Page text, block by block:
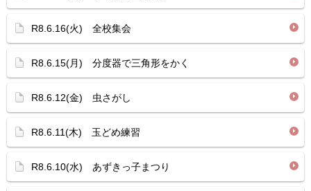
R8.6.16(火) 全校集会
R8.6.15(月) 分度器で三角形をかく
R8.6.12(金) 虫さがし
R8.6.11(木) 玉どめ練習
R8.6.10(水) あずきっ子まつり